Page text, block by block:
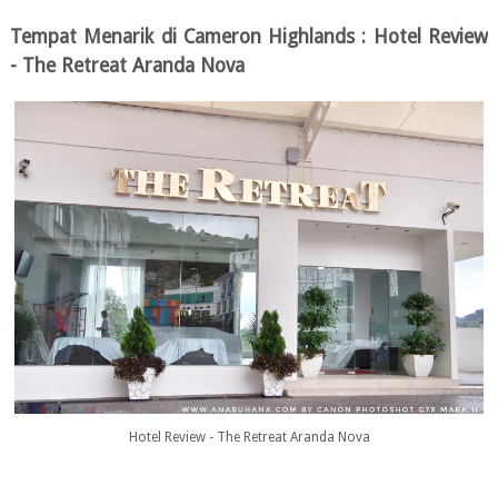
Tempat Menarik di Cameron Highlands : Hotel Review
- The Retreat Aranda Nova
Hotel Review - The Retreat Aranda Nova